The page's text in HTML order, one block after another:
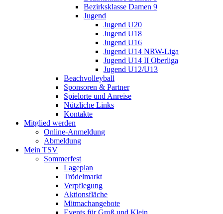
Bezirksklasse Damen 9
Jugend
Jugend U20
Jugend U18
Jugend U16
Jugend U14 NRW-Liga
Jugend U14 II Oberliga
Jugend U12/U13
Beachvolleyball
Sponsoren & Partner
Spielorte und Anreise
Nützliche Links
Kontakte
Mitglied werden
Online-Anmeldung
Abmeldung
Mein TSV
Sommerfest
Lageplan
Trödelmarkt
Verpflegung
Aktionsfläche
Mitmachangebote
Events für Groß und Klein